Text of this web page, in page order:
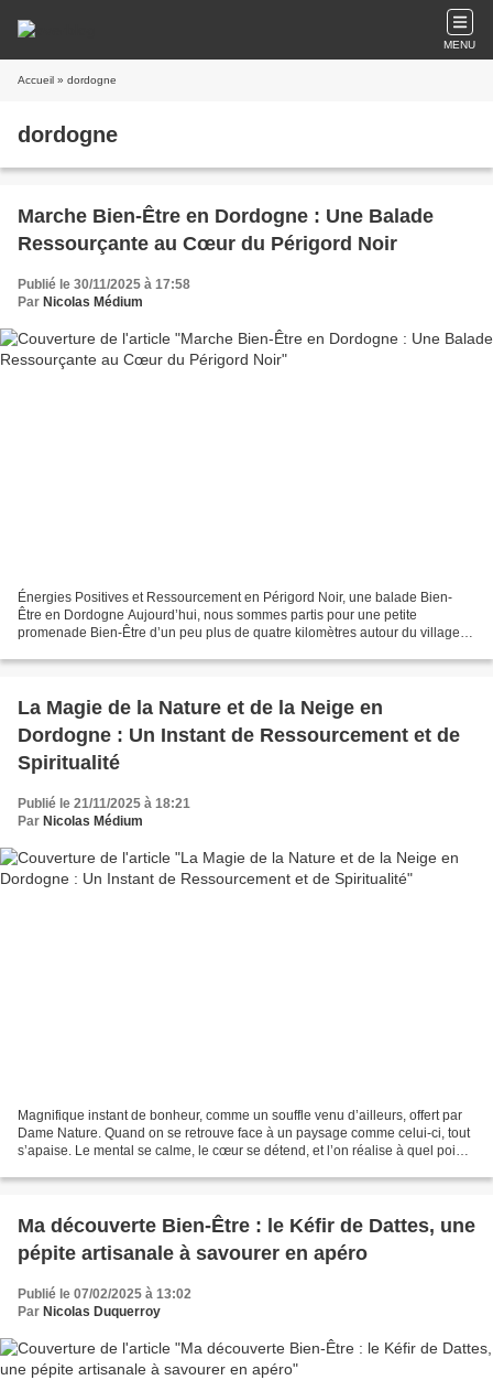
MENU
Accueil » dordogne
dordogne
Marche Bien-Être en Dordogne : Une Balade
Ressourçante au Cœur du Périgord Noir
Publié le 30/11/2025 à 17:58
Par Nicolas Médium
Énergies Positives et Ressourcement en Périgord Noir, une balade Bien-
Être en Dordogne Aujourd’hui, nous sommes partis pour une petite
promenade Bien-Être d’un peu plus de quatre kilomètres autour du village
La Magie de la Nature et de la Neige en
Dordogne : Un Instant de Ressourcement et de
Spiritualité
Publié le 21/11/2025 à 18:21
Par Nicolas Médium
Magnifique instant de bonheur, comme un souffle venu d’ailleurs, offert par
Dame Nature. Quand on se retrouve face à un paysage comme celui-ci, tout
s’apaise. Le mental se calme, le cœur se détend, et l’on réalise à quel point
Ma découverte Bien-Être : le Kéfir de Dattes, une
pépite artisanale à savourer en apéro
Publié le 07/02/2025 à 13:02
Par Nicolas Duquerroy